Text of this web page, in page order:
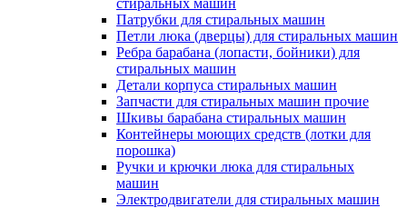
стиральных машин
Патрубки для стиральных машин
Петли люка (дверцы) для стиральных машин
Ребра барабана (лопасти, бойники) для
стиральных машин
Детали корпуса стиральных машин
Запчасти для стиральных машин прочие
Шкивы барабана стиральных машин
Контейнеры моющих средств (лотки для
порошка)
Ручки и крючки люка для стиральных
машин
Электродвигатели для стиральных машин